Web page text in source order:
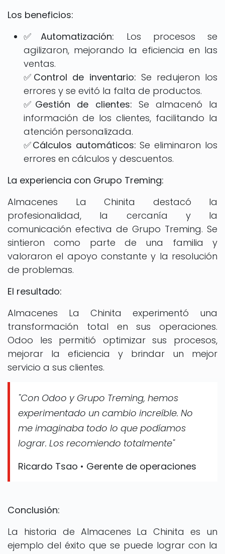
Los beneficios:
✅Automatización: Los procesos se
agilizaron, mejorando la eficiencia en las
ventas.
✅Control de inventario: Se redujeron los
errores y se evitó la falta de productos.
✅Gestión de clientes: Se almacenó la
información de los clientes, facilitando la
atención personalizada.
✅Cálculos automáticos: Se eliminaron los
errores en cálculos y descuentos.
La experiencia con Grupo Treming:
Almacenes La Chinita destacó la
profesionalidad, la cercanía y la
comunicación efectiva de Grupo Treming. Se
sintieron como parte de una familia y
valoraron el apoyo constante y la resolución
de problemas.
El resultado:
Almacenes La Chinita experimentó una
transformación total en sus operaciones.
Odoo les permitió optimizar sus procesos,
mejorar la eficiencia y brindar un mejor
servicio a sus clientes.
"Con Odoo y Grupo Treming, hemos
experimentado un cambio increíble. No
me imaginaba todo lo que podíamos
lograr. Los recomiendo totalmente"
Ricardo Tsao • Gerente de operaciones
Conclusión:
La historia de Almacenes La Chinita es un
ejemplo del éxito que se puede lograr con la